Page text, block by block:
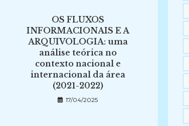
OS FLUXOS
INFORMACIONAIS E A
ARQUIVOLOGIA: uma
análise teórica no
contexto nacional e
internacional da área
(2021-2022)
17/04/2025